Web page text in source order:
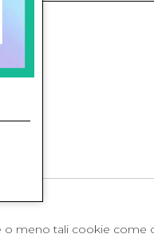
o meno tali cookie